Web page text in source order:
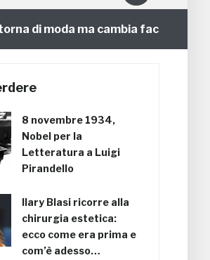
moda ma cambia faccia
8 novembre 1934,
Nobel per la
Letteratura a Luigi
Pirandello
Ilary Blasi ricorre alla
chirurgia estetica:
ecco come era prima e
com’è adesso…